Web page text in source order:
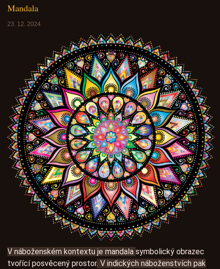
Mandala
23. 12. 2024
V náboženském kontextu je mandala symbolický obrazec
tvořící posvěcený prostor. V indických náboženstvích pak